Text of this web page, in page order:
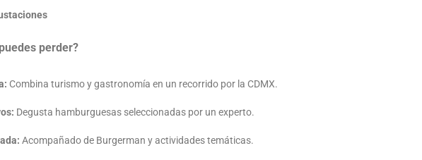
perder?
Combina turismo y gastronomía en un recorrido por la CDMX.
Degusta hamburguesas seleccionadas por un experto.
Acompañado de Burgerman y actividades temáticas.